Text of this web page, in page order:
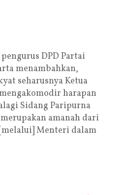
DPD Partai
menambahkan,
seharusnya Ketua
harapan
Sidang Paripurna
amanah dari
Menteri dalam